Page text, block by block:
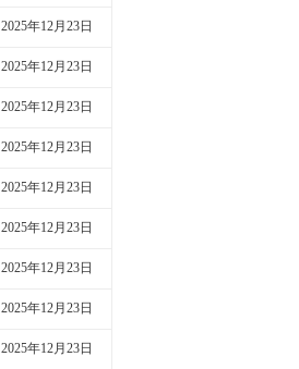
2025年12月23日
2025年12月23日
2025年12月23日
2025年12月23日
2025年12月23日
2025年12月23日
2025年12月23日
2025年12月23日
2025年12月23日